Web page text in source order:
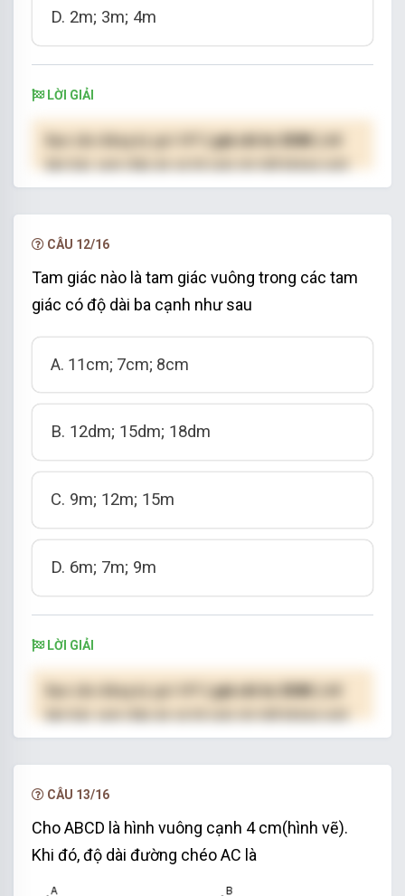
D. 2m; 3m; 4m
LỜI GIẢI
( giá chỉ từ 250K )
làm bài, xem đáp án và lời giải chi tiết không giới
hạn.
CÂU 12/16
Tam giác nào là tam giác vuông trong các tam
giác có độ dài ba cạnh như sau
A. 11cm; 7cm; 8cm
B. 12dm; 15dm; 18dm
C. 9m; 12m; 15m
D. 6m; 7m; 9m
LỜI GIẢI
( giá chỉ từ 250K )
làm bài, xem đáp án và lời giải chi tiết không giới
hạn.
CÂU 13/16
Cho ABCD là hình vuông cạnh 4 cm(hình vẽ).
Khi đó, độ dài đường chéo AC là